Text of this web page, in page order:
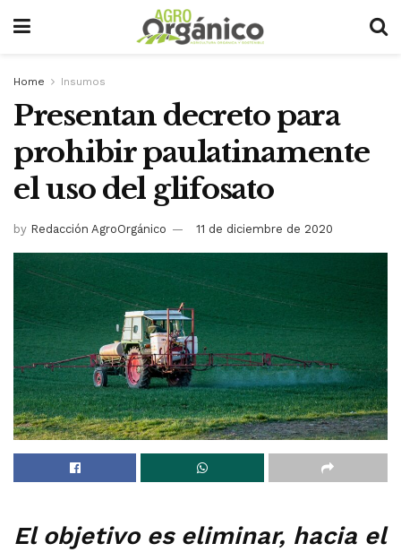
Home Insumos
Presentan decreto para
prohibir paulatinamente
el uso del glifosato
by Redacción AgroOrgánico 11 de diciembre de 2020
El objetivo es eliminar, hacia el